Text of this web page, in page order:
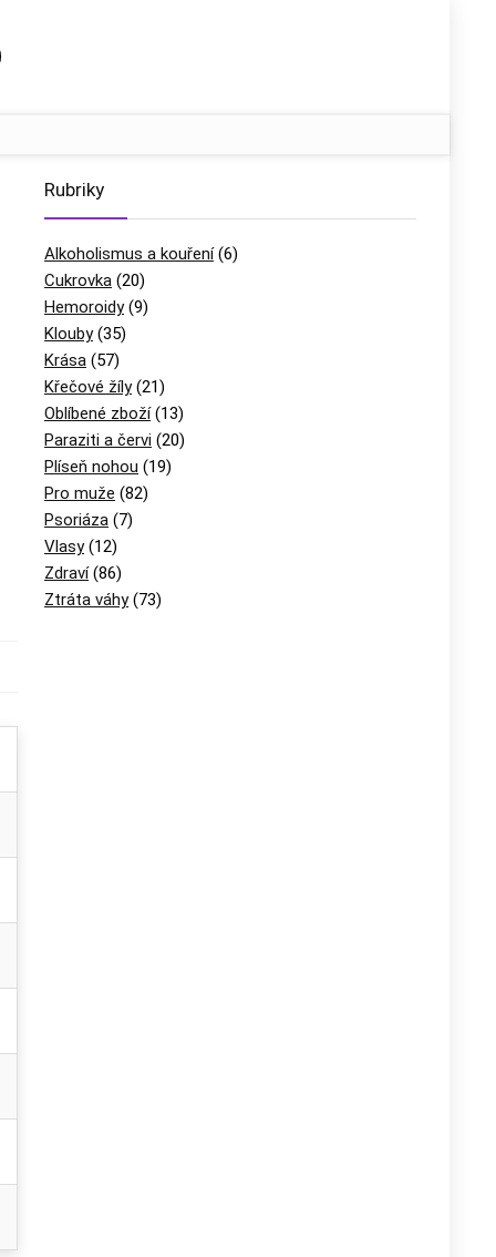
Rubriky
Alkoholismus a kouření(6)
Cukrovka (20)
Hemoroidy(9)
Klouby(35)
Krása (57)
Křečové žíly(21)
Oblíbené zboží(13)
Paraziti a červi (20)
Plíseň nohou (19)
Pro muže (82)
Psoriáza (7)
Vlasy(12)
Zdraví(86)
Ztráta váhy(73)